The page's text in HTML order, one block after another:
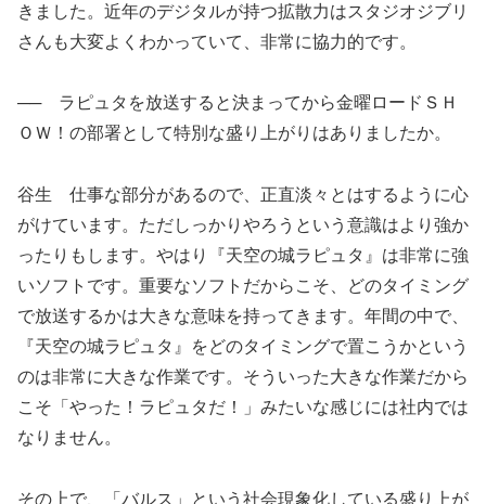
きました。近年のデジタルが持つ拡散力はスタジオジブリ
さんも大変よくわかっていて、非常に協力的です。
── ラピュタを放送すると決まってから金曜ロードＳＨ
ＯＷ！の部署として特別な盛り上がりはありましたか。
谷生 仕事な部分があるので、正直淡々とはするように心
がけています。ただしっかりやろうという意識はより強か
ったりもします。やはり『天空の城ラピュタ』は非常に強
いソフトです。重要なソフトだからこそ、どのタイミング
で放送するかは大きな意味を持ってきます。年間の中で、
『天空の城ラピュタ』をどのタイミングで置こうかという
のは非常に大きな作業です。そういった大きな作業だから
こそ「やった！ラピュタだ！」みたいな感じには社内では
なりません。
その上で、「バルス」という社会現象化している盛り上が